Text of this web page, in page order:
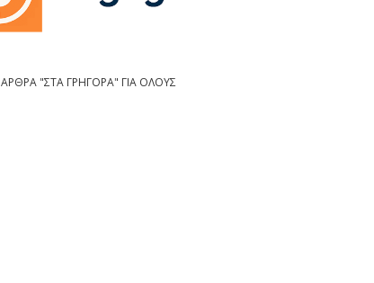
ΑΡΘΡΑ "ΣΤΑ ΓΡΗΓΟΡΑ" ΓΙΑ ΟΛΟΥΣ